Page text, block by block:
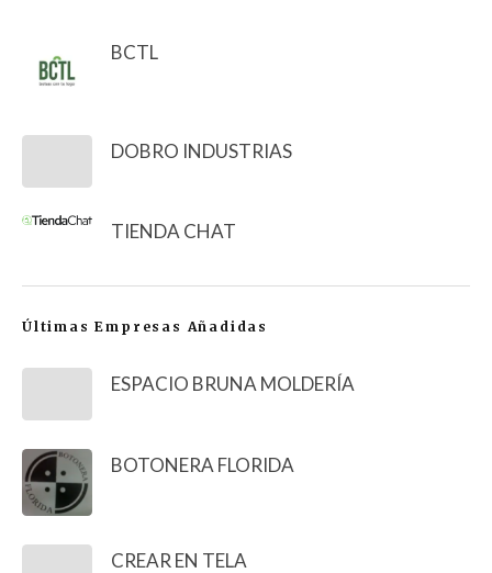
BCTL
DOBRO INDUSTRIAS
TIENDA CHAT
Últimas Empresas Añadidas
ESPACIO BRUNA MOLDERÍA
BOTONERA FLORIDA
CREAR EN TELA